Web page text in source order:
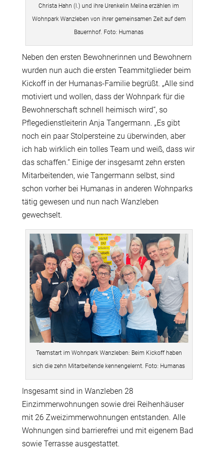
Christa Hahn (l.) und ihre Urenkelin Melina erzählen im
Wohnpark Wanzleben von ihrer gemeinsamen Zeit auf dem
Bauernhof. Foto: Humanas
Neben den ersten Bewohnerinnen und Bewohnern
wurden nun auch die ersten Teammitglieder beim
Kickoff in der Humanas-Familie begrüßt. „Alle sind
motiviert und wollen, dass der Wohnpark für die
Bewohnerschaft schnell heimisch wird“, so
Pflegedienstleiterin Anja Tangermann. „Es gibt
noch ein paar Stolpersteine zu überwinden, aber
ich hab wirklich ein tolles Team und weiß, dass wir
das schaffen.“ Einige der insgesamt zehn ersten
Mitarbeitenden, wie Tangermann selbst, sind
schon vorher bei Humanas in anderen Wohnparks
tätig gewesen und nun nach Wanzleben
gewechselt.
Teamstart im Wohnpark Wanzleben: Beim Kickoff haben
sich die zehn Mitarbeitende kennengelernt. Foto: Humanas
Insgesamt sind in Wanzleben 28
Einzimmerwohnungen sowie drei Reihenhäuser
mit 26 Zweizimmerwohnungen entstanden. Alle
Wohnungen sind barrierefrei und mit eigenem Bad
sowie Terrasse ausgestattet.